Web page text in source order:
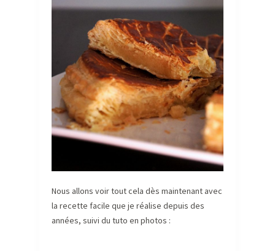
Nous allons voir tout cela dès maintenant avec
la recette facile que je réalise depuis des
années, suivi du tuto en photos :